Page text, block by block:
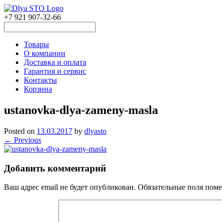
+7 921 907-32-66
Товары
О компании
Доставка и оплата
Гарантия и сервис
Контакты
Корзина
ustanovka-dlya-zameny-masla
Posted on 13.03.2017 by dlyasto
← Previous
Добавить комментарий
Ваш адрес email не будет опубликован. Обязательные поля